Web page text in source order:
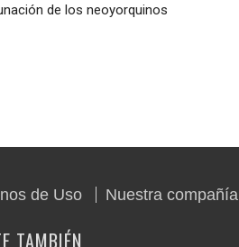
de los neoyorquinos
de Uso Nuestra compañía
TAMBIÉN